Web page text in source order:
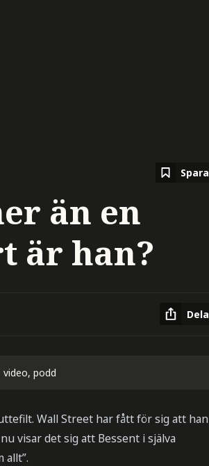
Spara
än en
är han?
Dela
video, podd
Wall Street har fått för sig att han
visar det sig att Bessent i själva
allt”.